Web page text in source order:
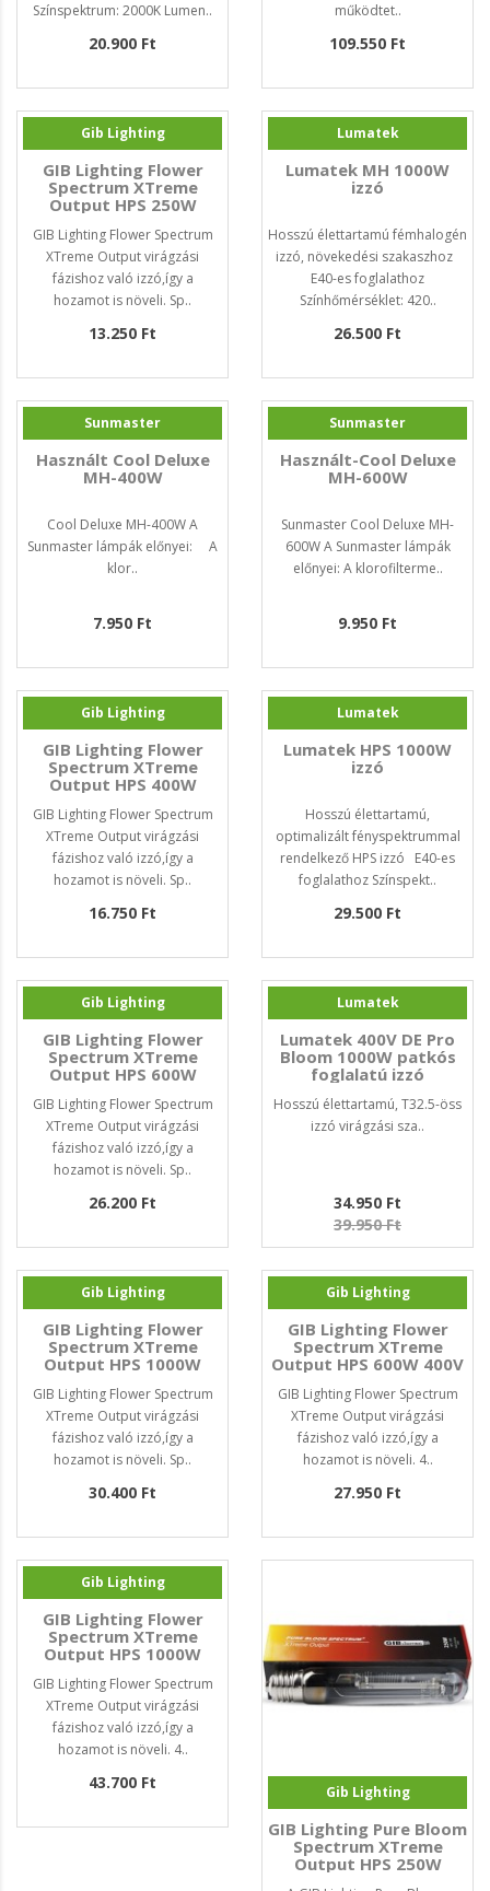
Színspektrum: 2000K Lumen..
20.900 Ft
működtet..
109.550 Ft
Gib Lighting
GIB Lighting Flower
Spectrum XTreme
Output HPS 250W
GIB Lighting Flower Spectrum
XTreme Output virágzási
fázishoz való izzó,így a
hozamot is növeli. Sp..
13.250 Ft
Lumatek
Lumatek MH 1000W
izzó
Hosszú élettartamú fémhalogén
izzó, növekedési szakaszhoz
E40-es foglalathoz
Színhőmérséklet: 420..
26.500 Ft
Sunmaster
Használt Cool Deluxe
MH-400W
Cool Deluxe MH-400W A
Sunmaster lámpák előnyei: A
klor..
7.950 Ft
Sunmaster
Használt-Cool Deluxe
MH-600W
Sunmaster Cool Deluxe MH-
600W A Sunmaster lámpák
előnyei: A klorofilterme..
9.950 Ft
Gib Lighting
GIB Lighting Flower
Spectrum XTreme
Output HPS 400W
GIB Lighting Flower Spectrum
XTreme Output virágzási
fázishoz való izzó,így a
hozamot is növeli. Sp..
16.750 Ft
Lumatek
Lumatek HPS 1000W
izzó
Hosszú élettartamú,
optimalizált fényspektrummal
rendelkező HPS izzó E40-es
foglalathoz Színspekt..
29.500 Ft
Gib Lighting
GIB Lighting Flower
Spectrum XTreme
Output HPS 600W
GIB Lighting Flower Spectrum
XTreme Output virágzási
fázishoz való izzó,így a
hozamot is növeli. Sp..
26.200 Ft
Lumatek
Lumatek 400V DE Pro
Bloom 1000W patkós
foglalatú izzó
Hosszú élettartamú, T32.5-öss
izzó virágzási sza..
34.950 Ft
39.950 Ft
Gib Lighting
GIB Lighting Flower
Spectrum XTreme
Output HPS 1000W
GIB Lighting Flower Spectrum
XTreme Output virágzási
fázishoz való izzó,így a
hozamot is növeli. Sp..
30.400 Ft
Gib Lighting
GIB Lighting Flower
Spectrum XTreme
Output HPS 600W 400V
GIB Lighting Flower Spectrum
XTreme Output virágzási
fázishoz való izzó,így a
hozamot is növeli. 4..
27.950 Ft
Gib Lighting
GIB Lighting Flower
Spectrum XTreme
Output HPS 1000W
GIB Lighting Flower Spectrum
XTreme Output virágzási
fázishoz való izzó,így a
hozamot is növeli. 4..
43.700 Ft Gib Lighting
GIB Lighting Pure Bloom
Spectrum XTreme
Output HPS 250W